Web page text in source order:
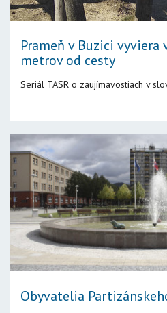
Prameň v Buzici vyviera
metrov od cesty
Seriál TASR o zaujímavostiach v
Obyvatelia